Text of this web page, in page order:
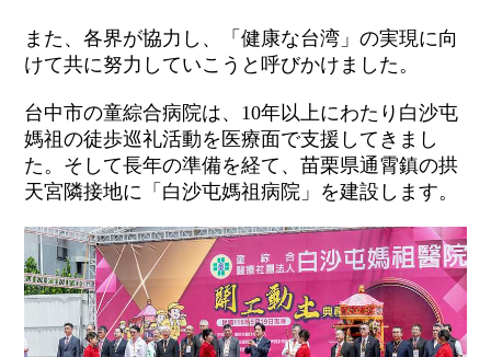
また、各界が協力し、「健康な台湾」の実現に向
けて共に努力していこうと呼びかけました。
台中市の童綜合病院は、 10年以上にわたり白沙屯
媽祖の徒歩巡礼活動を医療面で支援してきまし
た。そして長年の準備を経て、苗栗県通霄鎮の拱
天宮隣接地に「白沙屯媽祖病院」を建設します。